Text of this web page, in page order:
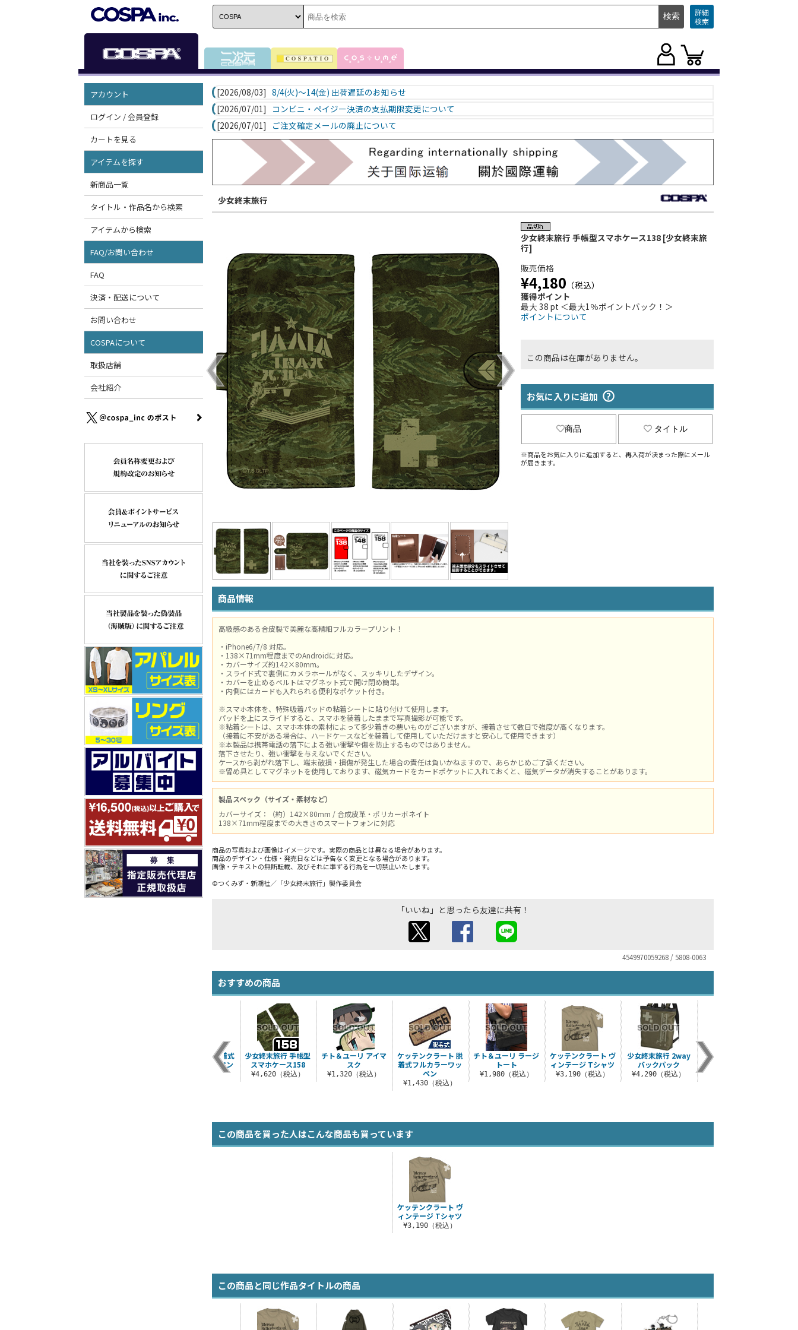
詳細
検索
アカウント
ログイン / 会員登録
カートを見る
アイテムを探す
新商品一覧
タイトル・作品名から検索
アイテムから検索
FAQ/お問い合わせ
FAQ
決済・配送について
お問い合わせ
COSPAについて
取扱店舗
会社紹介
[2026/08/03] 8/4(火)～14(金) 出荷遅延のお知らせ
[2026/07/01]
コンビニ・ペイジー決済の支払期限変更について
[2026/07/01]
ご注文確定メールの廃止について
少女終末旅行
少女終末旅行 手帳型スマホケース138 [少女終末旅
行]
販売価格
¥4,180 （税込）
獲得ポイント
最大 38 pt ＜最大1％ポイントバック！＞
ポイントについて
この商品は在庫がありません。
お気に入りに追加
商品 タイトル
※商品をお気に入りに追加すると、再入荷が決まった際にメール
が届きます。
商品情報
高級感のある合皮製で美麗な高精細フルカラープリント！
・iPhone6/7/8 対応。
・138×71mm程度までのAndroidに対応。
・カバーサイズ約142×80mm。
・スライド式で裏側にカメラホールがなく、スッキリしたデザイン。
・カバーを止めるベルトはマグネット式で開け閉め簡単。
・内側にはカードも入れられる便利なポケット付き。
※スマホ本体を、特殊吸着パッドの粘着シートに貼り付けて使用します。
パッドを上にスライドすると、スマホを装着したままで写真撮影が可能です。
※粘着シートは、スマホ本体の素材によって多少着きの悪いものがございますが、接着させて数日で強度が高くなります。
（接着に不安がある場合は、ハードケースなどを装着して使用していただけますと安心して使用できます）
※本製品は携帯電話の落下による強い衝撃や傷を防止するものではありません。
落下させたり、強い衝撃を与えないでください。
ケースから剥がれ落下し、端末破損・損傷が発生した場合の責任は負いかねますので、あらかじめご了承ください。
※留め具としてマグネットを使用しております、磁気カードをカードポケットに入れておくと、磁気データが消失することがあります。
製品スペック（サイズ・素材など）
カバーサイズ：（約）142×80mm / 合成皮革・ポリカーボネイト
138×71mm程度までの大きさのスマートフォンに対応
商品の写真および画像はイメージです。実際の商品とは異なる場合があります。
商品のデザイン・仕様・発売日などは予告なく変更となる場合があります。
画像・テキストの無断転載、及びそれに準ずる行為を一切禁止いたします。
©つくみず・新潮社／「少女終末旅行」製作委員会
「いいね」と思ったら友達に共有！
4549970059268 / 5808-0063
おすすめの商品
ケッテンクラート 脱
着式フルカラーワッ
ペン
¥1,430（税込）
チト＆ユーリ ラージ
トート
¥1,980（税込）
ケッテンクラート ヴ
ィンテージ Tシャツ
¥3,190（税込）
少女終末旅行 2way
バックパック
¥4,290（税込）
チト＆ユーリ 脱着式
フルカラーワッペン
少女終末旅行 脱着式
フルカラーワッペン
¥1,430（税込）
少女終末旅行 手帳型
スマホケース158
¥4,620（税込）
チト＆ユーリ アイマ
スク
¥1,320（税込）
この商品を買った人はこんな商品も買っています
ケッテンクラート ヴ
ィンテージ Tシャツ
¥3,190（税込）
この商品と同じ作品タイトルの商品